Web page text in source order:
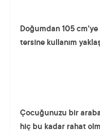
Doğumdan 105
tersine kullanım
Çocuğunuzu bir
hiç bu kadar rahat